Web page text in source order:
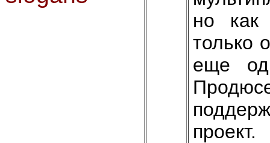
но как
только
еще
проект.